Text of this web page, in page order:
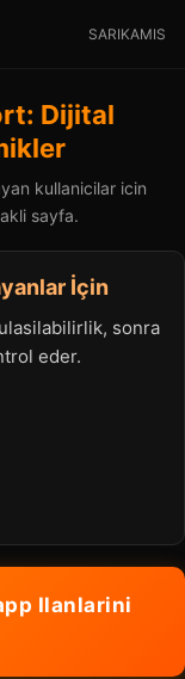
SARIKAMIS
Dijital
kullanicilar icin
sayfa.
İçin
sonra
eder.
Ilanlarini